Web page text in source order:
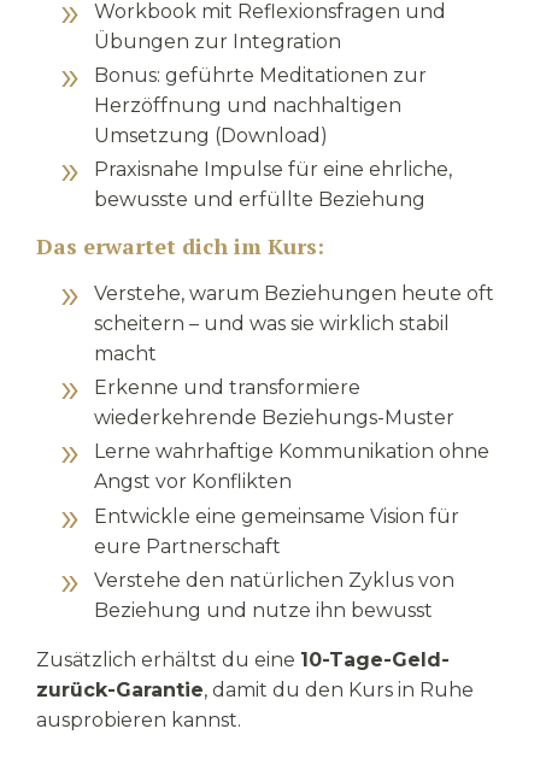
Workbook mit Reflexionsfragen und
Übungen zur Integration
Bonus: geführte Meditationen zur
Herzöffnung und nachhaltigen
Umsetzung (Download)
Praxisnahe Impulse für eine ehrliche,
bewusste und erfüllte Beziehung
Das erwartet dich im Kurs:
Verstehe, warum Beziehungen heute oft
scheitern – und was sie wirklich stabil
macht
Erkenne und transformiere
wiederkehrende Beziehungs-Muster
Lerne wahrhaftige Kommunikation ohne
Angst vor Konflikten
Entwickle eine gemeinsame Vision für
eure Partnerschaft
Verstehe den natürlichen Zyklus von
Beziehung und nutze ihn bewusst
Zusätzlich erhältst du eine 10-Tage-Geld-
zurück-Garantie, damit du den Kurs in Ruhe
ausprobieren kannst.